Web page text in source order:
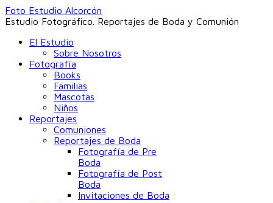
Foto Estudio Alcorcón
Estudio Fotográfico. Reportajes de Boda y Comunión
El Estudio
Sobre Nosotros
Fotografía
Books
Familias
Mascotas
Niños
Reportajes
Comuniones
Reportajes de Boda
Fotografía de Pre
Boda
Fotografía de Post
Boda
Invitaciones de Boda